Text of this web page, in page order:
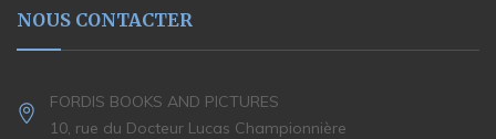
NOUS CONTACTER
FORDIS BOOKS AND PICTURES
10, rue du Docteur Lucas Championnière